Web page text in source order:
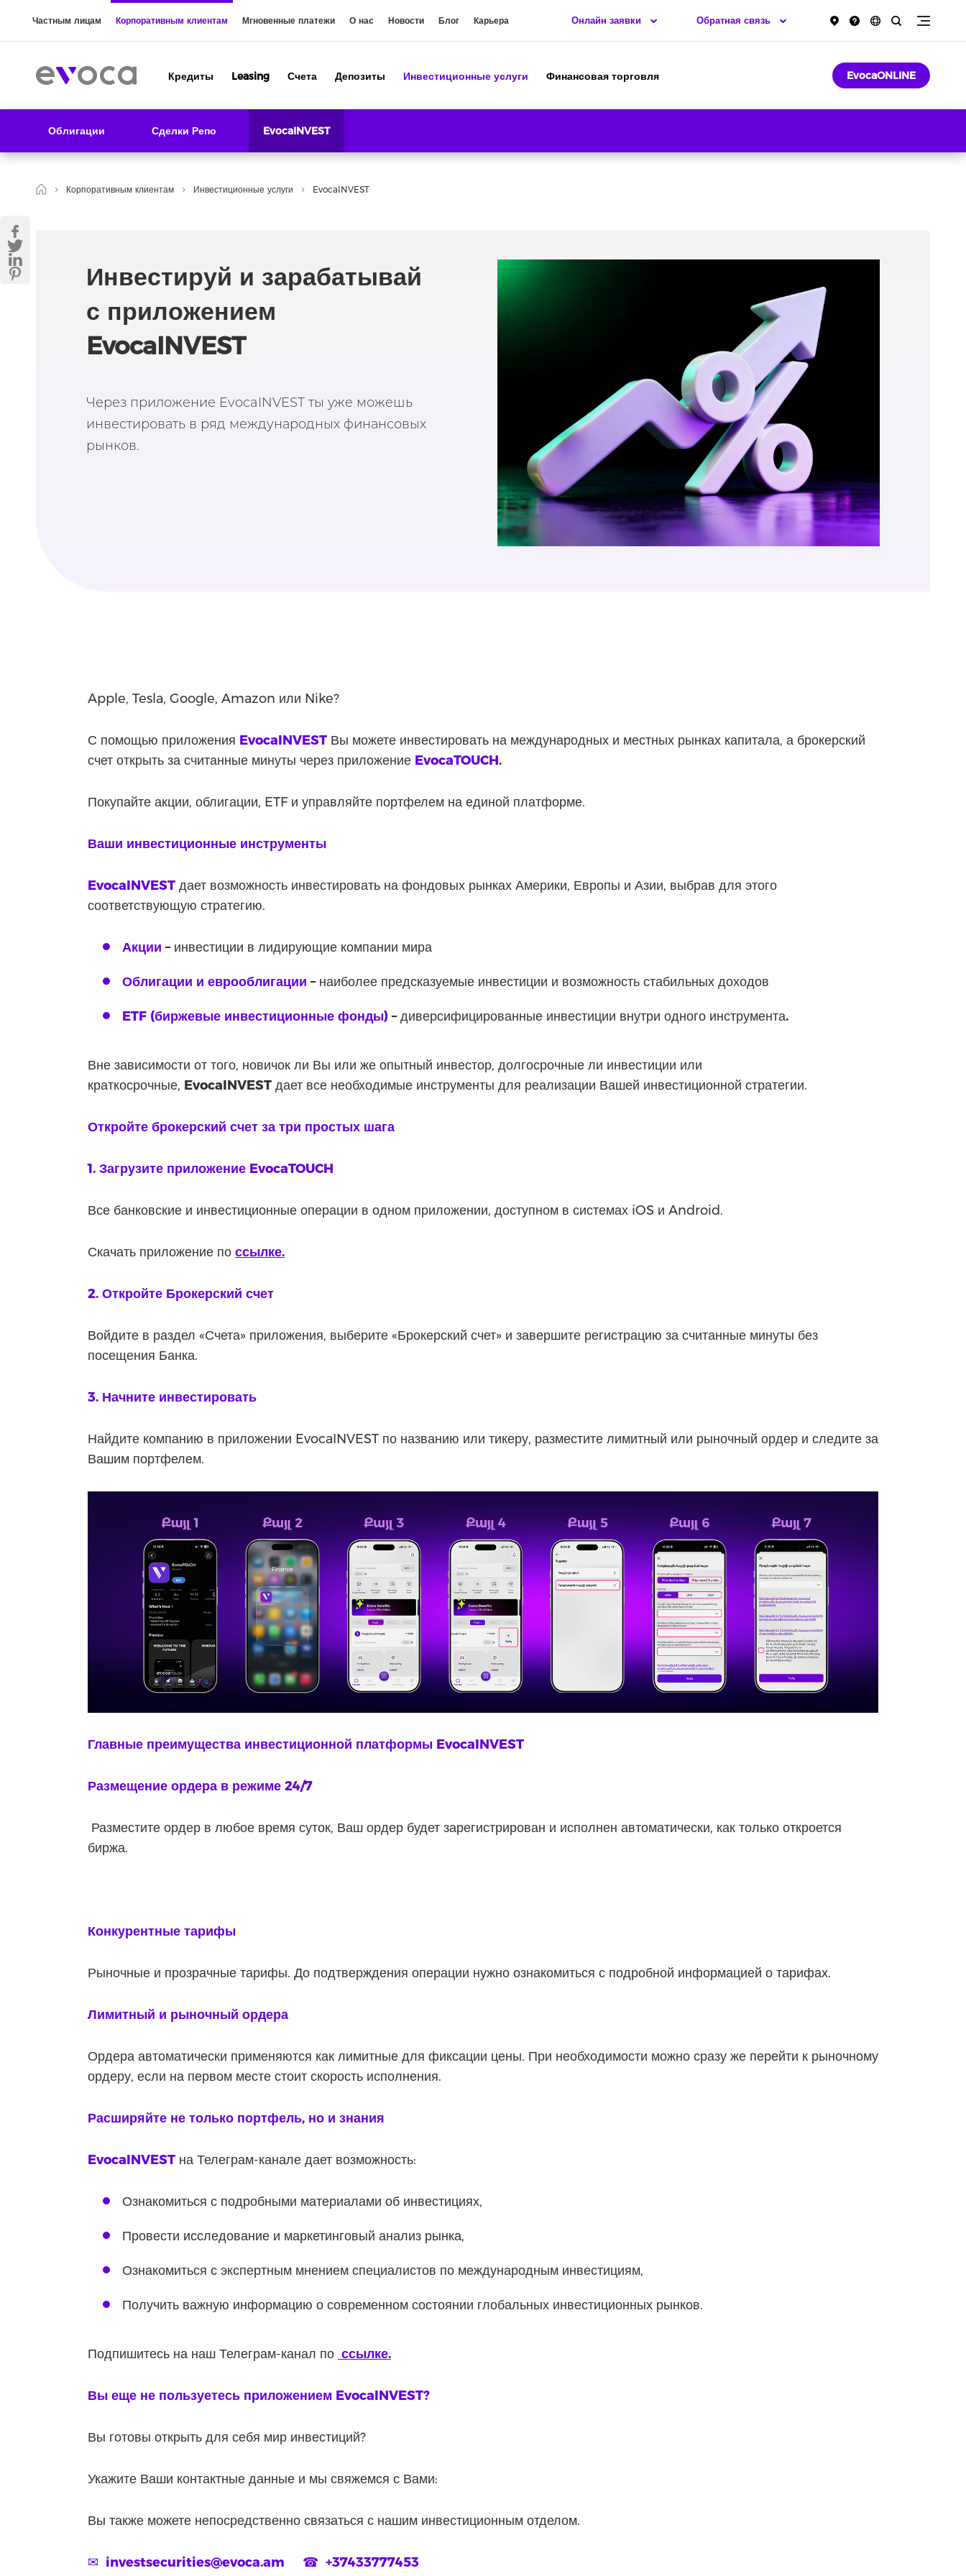
Частным лицам Корпоративным клиентам Мгновенные платежи О нас Новости Блог Карьера Обратная связь
Онлайн заявки
Кредиты Leasing Счета Депозиты Инвестиционные услуги Финансовая торговля EvocaONLINE
Облигации Сделки Репо EvocaINVEST
Корпоративным клиентам Инвестиционные услуги EvocaINVEST
Инвестируй и зарабатывай
с приложением
EvocaINVEST
Через приложение EvocaINVEST ты уже можешь
инвестировать в ряд международных финансовых
рынков.
Apple, Tesla, Google, Amazon или Nike?
С помощью приложения EvocaINVEST Вы можете инвестировать на международных и местных рынках капитала, а брокерский
счет открыть за считанные минуты через приложение EvocaTOUCH.
Покупайте акции, облигации, ETF и управляйте портфелем на единой платформе.
Ваши инвестиционные инструменты
EvocaINVEST дает возможность инвестировать на фондовых рынках Америки, Европы и Азии, выбрав для этого
соответствующую стратегию.
Акции –инвестиции в лидирующие компании мира
Облигации и еврооблигации –наиболее предсказуемые инвестиции и возможность стабильных доходов
ETF (биржевые инвестиционные фонды) –диверсифицированные инвестиции внутри одного инструмента.
Вне зависимости от того, новичок ли Вы или же опытный инвестор, долгосрочные ли инвестиции или
краткосрочные, EvocaINVEST дает все необходимые инструменты для реализации Вашей инвестиционной стратегии.
Откройте брокерский счет за три простых шага
1. Загрузите приложение EvocaTOUCH
Все банковские и инвестиционные операции в одном приложении, доступном в системах iOS и Android.
Скачать приложение по ссылке.
2. Откройте Брокерский счет
Войдите в раздел «Счета» приложения, выберите «Брокерский счет» и завершите регистрацию за считанные минуты без
посещения Банка.
3. Начните инвестировать
Найдите компанию в приложении EvocaINVEST по названию или тикеру, разместите лимитный или рыночный ордер и следите за
Вашим портфелем.
Главные преимущества инвестиционной платформы EvocaINVEST
Размещение ордера в режиме 24/7
Разместите ордер в любое время суток, Ваш ордер будет зарегистрирован и исполнен автоматически, как только откроется
биржа.
Конкурентные тарифы
Рыночные и прозрачные тарифы. До подтверждения операции нужно ознакомиться с подробной информацией о тарифах.
Лимитный и рыночный ордера
Ордера автоматически применяются как лимитные для фиксации цены. При необходимости можно сразу же перейти к рыночному
ордеру, если на первом месте стоит скорость исполнения.
Расширяйте не только портфель, но и знания
EvocaINVEST на Телеграм-канале дает возможность:
Ознакомиться с подробными материалами об инвестициях,
Провести исследование и маркетинговый анализ рынка,
Ознакомиться с экспертным мнением специалистов по международным инвестициям,
Получить важную информацию о современном состоянии глобальных инвестиционных рынков.
Подпишитесь на наш Телеграм-канал по ссылке.
Вы еще не пользуетесь приложением EvocaINVEST?
Вы готовы открыть для себя мир инвестиций?
Укажите Ваши контактные данные и мы свяжемся с Вами:
Вы также можете непосредственно связаться с нашим инвестиционным отделом.
✉ investsecurities@evoca.am ☎ +37433777453